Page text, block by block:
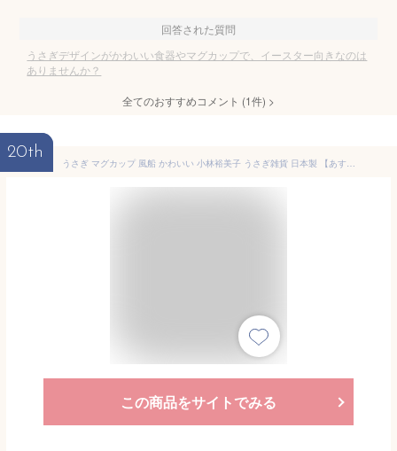
回答された質問
うさぎデザインがかわいい食器やマグカップで、イースター向きなのは
ありませんか？
全てのおすすめコメント (1件) >
20th
うさぎ マグカップ 風船 かわいい 小林裕美子 うさぎ雑貨 日本製 【あす楽対応】
この商品をサイトでみる